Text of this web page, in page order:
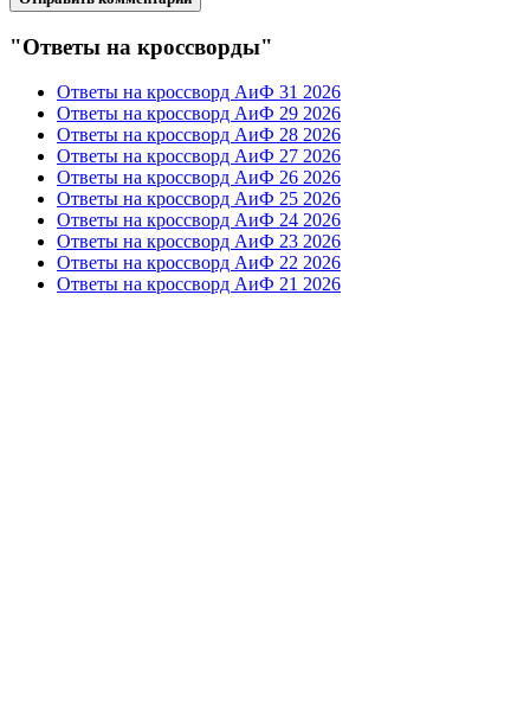
"Ответы на кроссворды"
Ответы на кроссворд АиФ 31 2026
Ответы на кроссворд АиФ 29 2026
Ответы на кроссворд АиФ 28 2026
Ответы на кроссворд АиФ 27 2026
Ответы на кроссворд АиФ 26 2026
Ответы на кроссворд АиФ 25 2026
Ответы на кроссворд АиФ 24 2026
Ответы на кроссворд АиФ 23 2026
Ответы на кроссворд АиФ 22 2026
Ответы на кроссворд АиФ 21 2026